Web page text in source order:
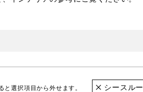
と選択項目から外せます。 シースルー